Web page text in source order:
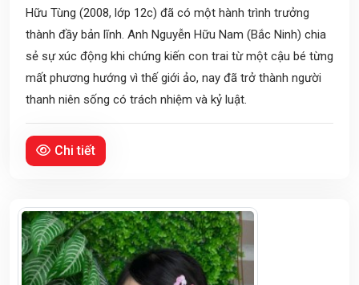
Hữu Tùng (2008, lớp 12c) đã có một hành trình trưởng
thành đầy bản lĩnh. Anh Nguyễn Hữu Nam (Bắc Ninh) chia
sẻ sự xúc động khi chứng kiến con trai từ một cậu bé từng
mất phương hướng vì thế giới ảo, nay đã trở thành người
thanh niên sống có trách nhiệm và kỷ luật.
Chi tiết